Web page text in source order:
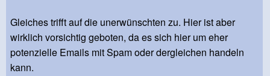
Gleiches trifft auf die unerwünschten zu. Hier ist aber
wirklich vorsichtig geboten, da es sich hier um eher
potenzielle Emails mit Spam oder dergleichen handeln
kann.